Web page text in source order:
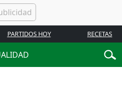
PARTIDOS HOY RECETAS